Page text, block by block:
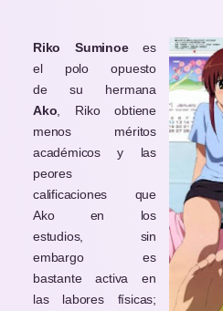
Riko Suminoees
el polo opuesto
de su hermana
Ako , Riko obtiene
menos méritos
académicos y las
peores
calificaciones que
Ako en los
estudios, sin
embargo es
bastante activa en
las labores físicas;